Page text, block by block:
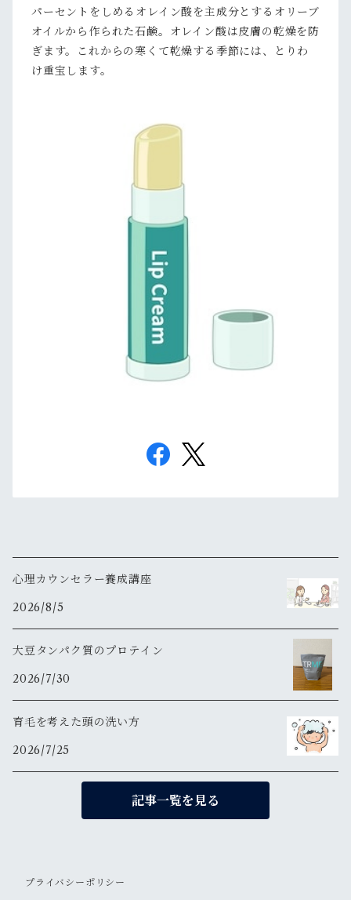
パーセントをしめるオレイン酸を主成分とするオリーブ
オイルから作られた石鹸。オレイン酸は皮膚の乾燥を防
ぎます。これからの寒くて乾燥する季節には、とりわ
け重宝します。
心理カウンセラー養成講座
2026/8/5
大豆タンパク質のプロテイン
2026/7/30
育毛を考えた頭の洗い方
2026/7/25
記事一覧を見る
プライバシーポリシー